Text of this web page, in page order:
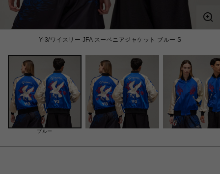
Y-3/ワイスリー JFA スーベニアジャケット ブルー S
ブルー